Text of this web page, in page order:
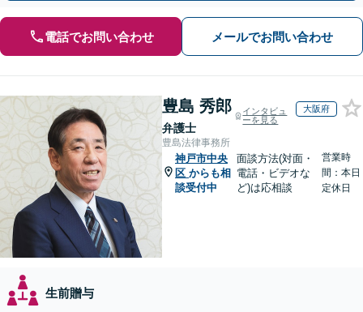
電話でお問い合わせ メールでお問い合わせ
豊島 秀郎
弁護士
インタビュ
ーを見る
大阪府
豊島法律事務所
神戸市中央
区 からも相
談受付中
面談方法(対面・
電話・ビデオな
ど)は応相談
営業時
間：本日
定休日
生前贈与